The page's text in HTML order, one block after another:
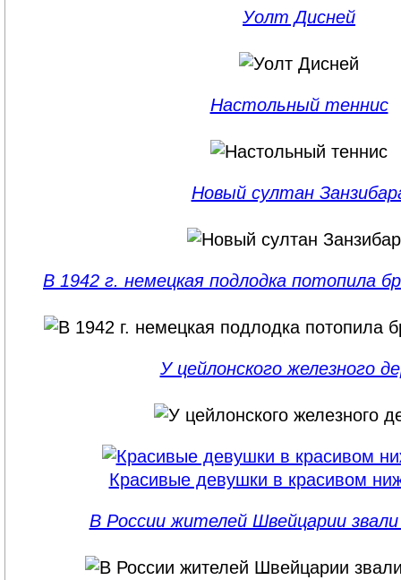
Уолт Дисней
Настольный теннис
Новый султан
В 1942 г. немецкая подлодка потопила
У цейлонского железного
Красивые девушки в красивом
В России жителей Швейцарии